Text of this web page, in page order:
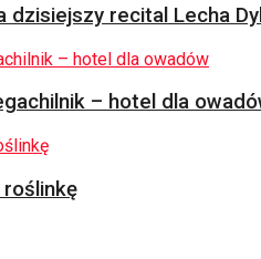
dzisiejszy recital Lecha
– hotel dla